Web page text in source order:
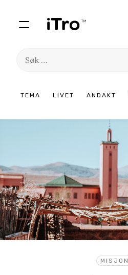
TEMA LIVET ANDAKT
Søk
innhold
MISJON